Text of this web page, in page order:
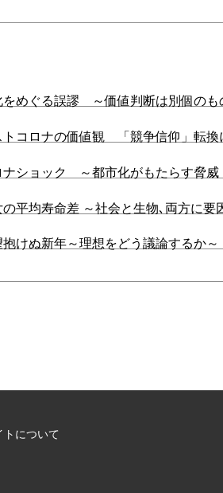
めぐる誤謬 ～価値判断は別個のも
コロナの価値観 「競争信仰」転換
ショック ～都市化がもたらす脅威
平均寿命差 ～社会と生物､両方に要
けぬ新年～理想をどう議論するか～
トについて